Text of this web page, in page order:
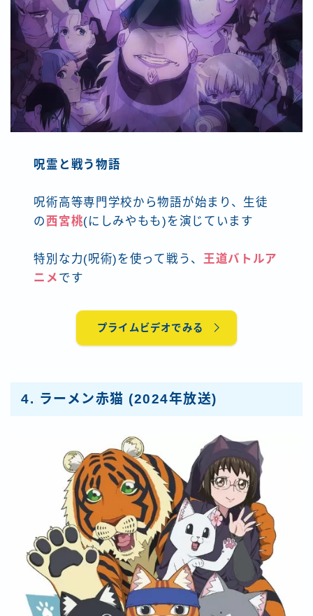
呪霊と戦う物語
呪術高等専門学校から物語が始まり、生徒
の西宮桃(にしみやもも)を演じています
特別な力(呪術)を使って戦う、 王道バトルア
ニメ です
プライムビデオでみる
4. ラーメン赤猫 (2024年放送)